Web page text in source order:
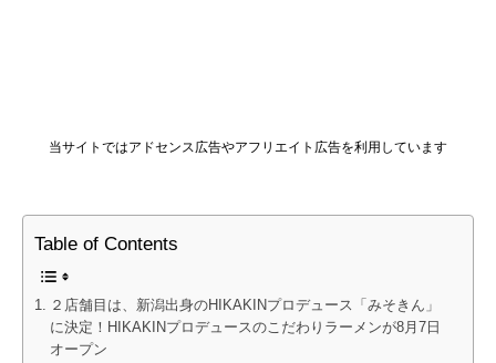
当サイトではアドセンス広告やアフリエイト広告を利用しています
Table of Contents
２店舗目は、新潟出身のHIKAKINプロデュース「みそきん」
に決定！HIKAKINプロデュースのこだわりラーメンが8月7日
オープン